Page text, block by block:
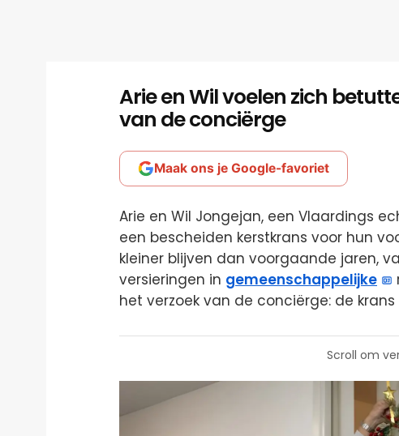
Arie en Wil voelen zich
van de conciërge
Maak ons je Google-favoriet
Arie en Wil Jongejan, een Vlaardings
een bescheiden kerstkrans voor hun
kleiner blijven dan voorgaande jaren,
versieringen in gemeenschappelijke
het verzoek van de conciërge: de
Scroll om